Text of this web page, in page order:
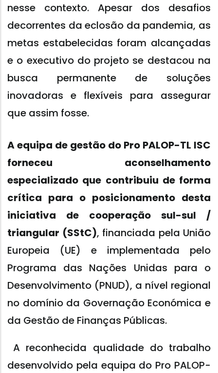
nesse contexto. Apesar dos desafios
decorrentes da eclosão da pandemia, as
metas estabelecidas foram alcançadas
e o executivo do projeto se destacou na
busca permanente de soluções
inovadoras e flexíveis para assegurar
que assim fosse.
A equipa de gestão do Pro PALOP-TL ISC
forneceu aconselhamento
especializado que contribuiu de forma
crítica para o posicionamento desta
iniciativa de cooperação sul-sul /
triangular (SStC), financiada pela União
Europeia (UE) e implementada pelo
Programa das Nações Unidas para o
Desenvolvimento (PNUD), a nível regional
no domínio da Governação Económica e
da Gestão de Finanças Públicas.
A reconhecida qualidade do trabalho
desenvolvido pela equipa do Pro PALOP-